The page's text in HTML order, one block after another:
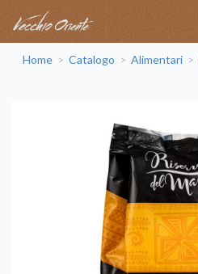
Home > Catalogo > Alimentari >